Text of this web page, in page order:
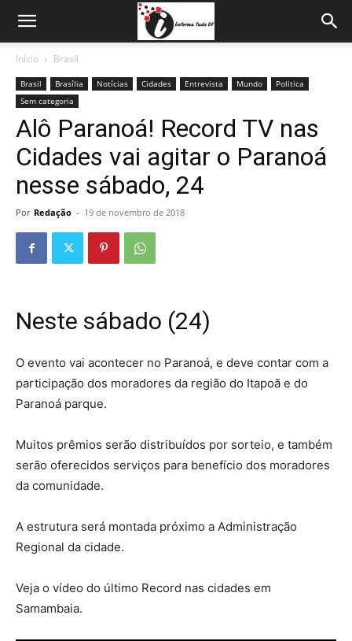
Início Brasil
Brasil Brasília Notícias Cidades Entrevista Mundo
Politica
Sem categoria
Alô Paranoá! Record TV nas
Cidades vai agitar o Paranoá
nesse sábado, 24
Por Redação - 19 de novembro de 2018
Neste sábado (24)
O evento vai acontecer no Paranoá, e deve contar com a
participação dos moradores da região do Itapoã e do
Paranoá parque.
Muitos prêmios serão distribuídos por sorteio, e também
serão oferecidos serviços para benefício dos moradores
da comunidade.
A estrutura será montada próximo a Administração
Regional da cidade.
Veja o vídeo do último Record nas cidades em
Samambaia.